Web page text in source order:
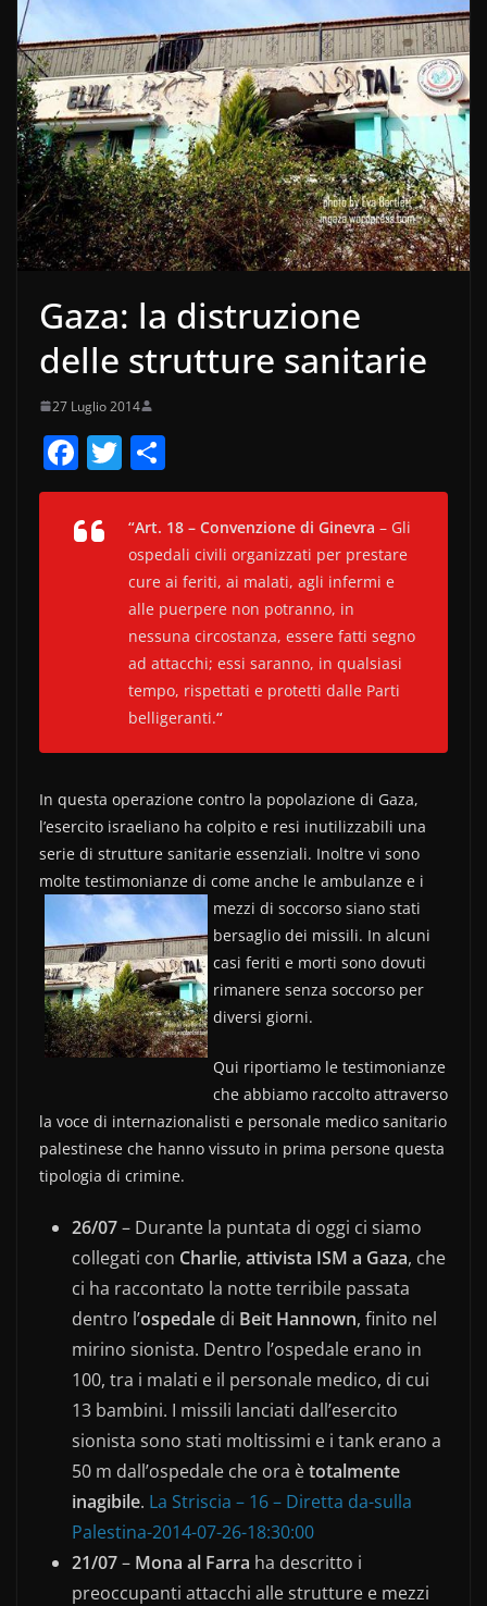
Gaza: la distruzione
delle strutture sanitarie
27 Luglio 2014
F
a
c
e
T
w
itt
er
o
n
di
vi
di
“Art. 18 – Convenzione di Ginevra – Gli
ospedali civili organizzati per prestare
cure ai feriti, ai malati, agli infermi e
alle puerpere non potranno, in
nessuna circostanza, essere fatti segno
ad attacchi; essi saranno, in qualsiasi
tempo, rispettati e protetti dalle Parti
belligeranti.“
In questa operazione contro la popolazione di Gaza,
l’esercito israeliano ha colpito e resi inutilizzabili una
serie di strutture sanitarie essenziali. Inoltre vi sono
molte testimonianze di come anche le ambulanze e i
mezzi di soccorso siano stati
bersaglio dei missili. In alcuni
casi feriti e morti sono dovuti
rimanere senza soccorso per
diversi giorni.
Qui riportiamo le testimonianze
che abbiamo raccolto attraverso
la voce di internazionalisti e personale medico sanitario
palestinese che hanno vissuto in prima persone questa
tipologia di crimine.
26/07– Durante la puntata di oggi ci siamo
collegati con Charlie, attivista ISM a Gaza, che
ci ha raccontato la notte terribile passata
dentro l’ospedale di Beit Hannown, finito nel
mirino sionista. Dentro l’ospedale erano in
100, tra i malati e il personale medico, di cui
13 bambini. I missili lanciati dall’esercito
sionista sono stati moltissimi e i tank erano a
50 m dall’ospedale che ora ètotalmente
inagibile. La Striscia – 16 – Diretta da-sulla
Palestina-2014-07-26-18:30:00
21/07– Mona al Farra ha descritto i
preoccupanti attacchi alle strutture e mezzi